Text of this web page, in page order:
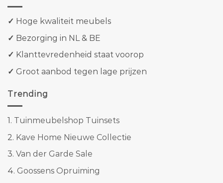
✓ Hoge kwaliteit meubels
✓ Bezorging in NL & BE
✓ Klanttevredenheid staat voorop
✓ Groot aanbod tegen lage prijzen
Trending
1. Tuinmeubelshop Tuinsets
2. Kave Home Nieuwe Collectie
3. Van der Garde Sale
4. Goossens Opruiming